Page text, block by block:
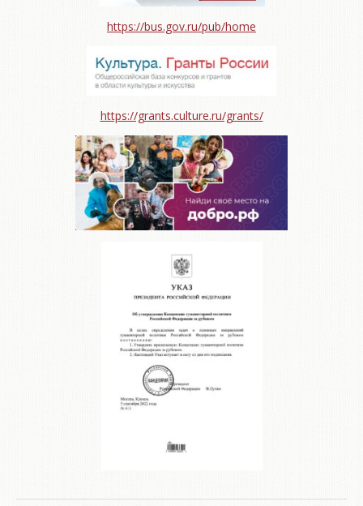
https://bus.gov.ru/pub/home
https://grants.culture.ru/grants/